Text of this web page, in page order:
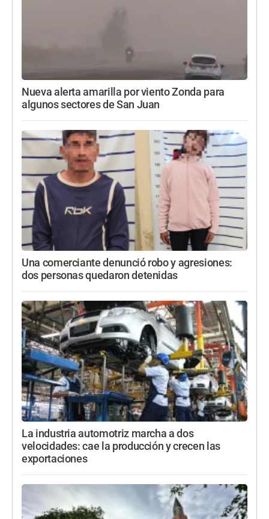
Nueva alerta amarilla por viento Zonda para
algunos sectores de San Juan
Una comerciante denunció robo y agresiones:
dos personas quedaron detenidas
La industria automotriz marcha a dos
velocidades: cae la producción y crecen las
exportaciones